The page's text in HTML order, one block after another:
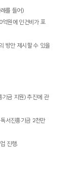
를 들어)
억원에 인건비가 포
방안 제시할 수 있을
기금 지원)추진에 관
서진흥기금 2천만
진행.